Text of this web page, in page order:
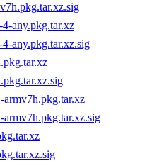
any.pkg.tar.xz
any.pkg.tar.xz.sig
armv7h.pkg.tar.xz
armv7h.pkg.tar.xz.sig